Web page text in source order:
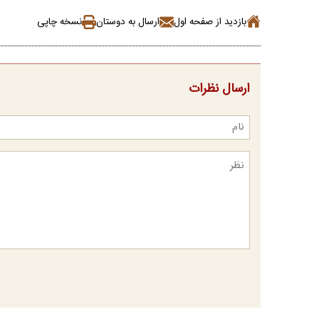
بازدید از صفحه اول ارسال به دوستان نسخه چاپی
ارسال نظرات